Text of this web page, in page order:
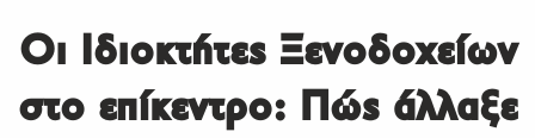
Οι Ιδιοκτήτες Ξενοδοχείων
στο επίκεντρο: Πώς άλλαξε